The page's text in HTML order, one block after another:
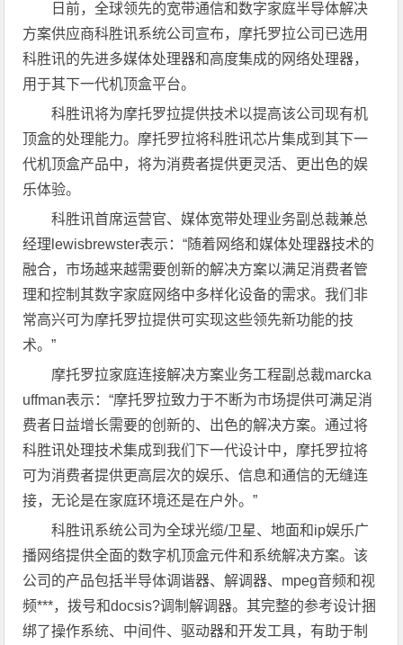
日前，全球领先的宽带通信和数字家庭半导体解决
方案供应商科胜讯系统公司宣布，摩托罗拉公司已选用
科胜讯的先进多媒体处理器和高度集成的网络处理器，
用于其下一代机顶盒平台。
科胜讯将为摩托罗拉提供技术以提高该公司现有机
顶盒的处理能力。摩托罗拉将科胜讯芯片集成到其下一
代机顶盒产品中，将为消费者提供更灵活、更出色的娱
乐体验。
科胜讯首席运营官、媒体宽带处理业务副总裁兼总
经理lewisbrewster表示：“随着网络和媒体处理器技术的
融合，市场越来越需要创新的解决方案以满足消费者管
理和控制其数字家庭网络中多样化设备的需求。我们非
常高兴可为摩托罗拉提供可实现这些领先新功能的技
术。”
摩托罗拉家庭连接解决方案业务工程副总裁marcka
uffman表示：“摩托罗拉致力于不断为市场提供可满足消
费者日益增长需要的创新的、出色的解决方案。通过将
科胜讯处理技术集成到我们下一代设计中，摩托罗拉将
可为消费者提供更高层次的娱乐、信息和通信的无缝连
接，无论是在家庭环境还是在户外。”
科胜讯系统公司为全球光缆/卫星、地面和ip娱乐广
播网络提供全面的数字机顶盒元件和系统解决方案。该
公司的产品包括半导体调谐器、解调器、mpeg音频和视
频***，拨号和docsis?调制解调器。其完整的参考设计捆
绑了操作系统、中间件、驱动器和开发工具，有助于制